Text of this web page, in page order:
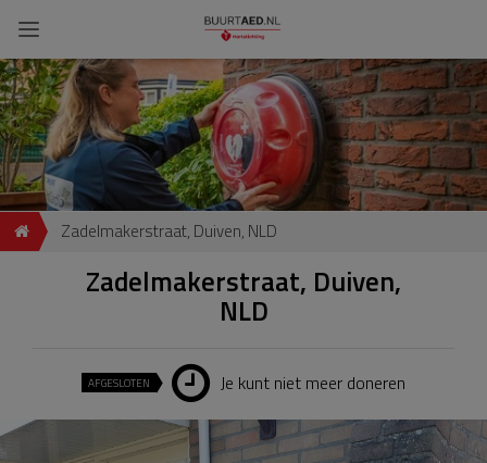
Zadelmakerstraat, Duiven, NLD
Zadelmakerstraat, Duiven,
NLD
AFGESLOTEN Je kunt niet meer doneren